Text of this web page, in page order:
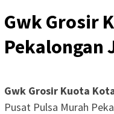
Gwk Grosir
Pekalongan
Gwk Grosir Kuota
Pusat Pulsa Murah